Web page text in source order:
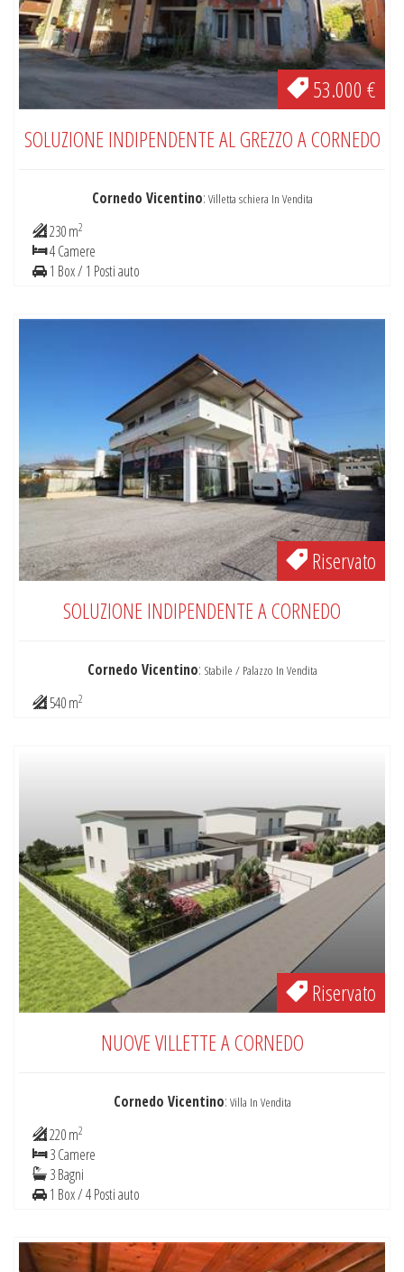
53.000 €
SOLUZIONE INDIPENDENTE AL GREZZO A CORNEDO
Cornedo Vicentino: Villetta schiera In Vendita
230 m2
4 Camere
1 Box / 1 Posti auto
Riservato
SOLUZIONE INDIPENDENTE A CORNEDO
Cornedo Vicentino: Stabile / Palazzo In Vendita
540 m2
Riservato
NUOVE VILLETTE A CORNEDO
Cornedo Vicentino: Villa In Vendita
220 m2
3 Camere
3 Bagni
1 Box / 4 Posti auto